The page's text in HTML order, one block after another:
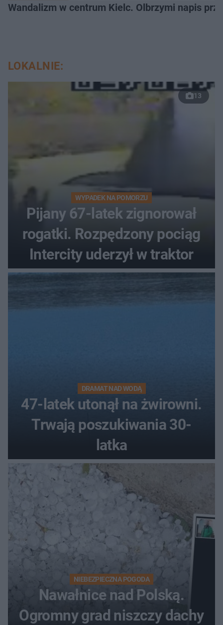
Wandalizm w centrum Kielc. Olbrzymi napis
LOKALNIE:
13
WYPADEK NA POMORZU
Pijany 67-latek zignorował
rogatki. Rozpędzony pociąg
Intercity uderzył w traktor
DRAMAT NAD WODĄ
47-latek utonął na żwirowni.
Trwają poszukiwania 30-
latka
NIEBEZPIECZNA POGODA
Nawałnice nad Polską.
Ogromny grad niszczy dachy